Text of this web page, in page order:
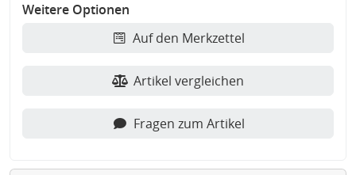
Weitere Optionen
Auf den Merkzettel
Artikel vergleichen
Fragen zum Artikel